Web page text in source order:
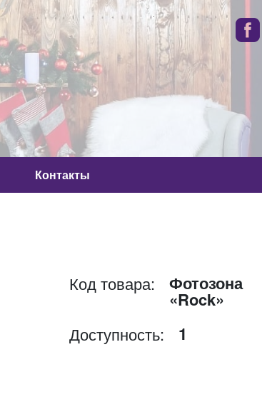
Контакты
Код товара: Фотозона
«Rock»
Доступность: 1